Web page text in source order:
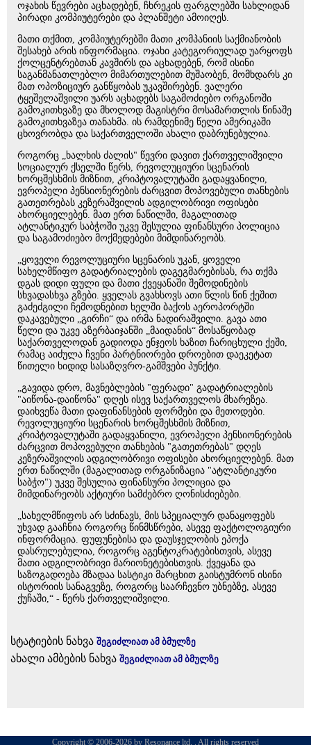
ოჯახის წევრები აცხადებენ, ჩხრეკის ფარგლებში სახლიდან
პირადი კომპიუტერები და პლანშეტი ამოიღეს.
მათი თქმით, კომპიუტერებში მათი კომპანიის საქმიანობის
შესახებ არის ინფორმაცია. ოჯახი კატეგორიულად უარყოფს
ქოლცენტრებთან კავშირს და აცხადებენ, რომ ისინი
საგანმანათლებლო მიმართულებით მუშაობენ, მომხდარს კი
მათ ოპოზიციურ განწყობას უკავშირებენ. ვალერი
ტყეშელაშვილი უარს აცხადებს საგამოძიებო ორგანოში
გამოკითხვაზე და მხოლოდ მაგისტრი მოსამართლის წინაშე
გამოკითხვაზეა თანახმა. ის რამდენიმე წელი ამერიკაში
ცხოვრობდა და საქართველოში ახალი დაბრუნებულია.
როგორც „ხალხის ძალის" წევრი დავით ქართველიშვილი
სოციალურ ქსელში წერს, რევოლუციური სცენარის
ხორცშესხმის მიზნით, კრიპტოვალუტაში გადაყვანილი,
ევროპელი პენსიონერების ძარცვით მოპოვებული თანხების
გათეთრებას კეზერაშვილის ადგილობრივი ოფისები
ახორციელებენ. მათ ერთ ნაწილში, მაგალითად
ატლანტიკურ საბჭოში უკვე შესულია ფინანსური პოლიცია
და საგამოძიებო მოქმედებები მიმდინარეობს.
„ყოველი რევოლუციური სცენარის უკან, ყოველი
სახელმწიფო გადატრიალების დაგეგმარებისას, რა თქმა
დგას დიდი ფული და მათი ქვეყანაში შემოდინების
სხვადასხვა გზები. ყველას გვახსოვს ათი წლის წინ ქეშით
გაძეძგილი ჩემოდნებით ხელში ბაქოს აეროპორტში
დაკავებული „გირჩი“ და ირმა ნადირაშვილი. გავა ათი
წელი და უკვე აზერბაიჯანში „მაიდანის“ მოსაწყობად
საქართველოდან გადიოდა ენჯეოს ხაზით ჩარიცხული ქეში,
რამაც აიძულა ჩვენი პარტნიორები დროებით დაეკეტათ
წითელი ხიდიდ სასაზღვრო-გამშვები პუნქტი.
„გავიდა დრო, მავნებლების "ფერადი" გადატრიალების
"აიწონა-დაიწონა" დღეს ისევ საქართველოს მხარეზეა.
დაიხვეწა მათი დაფინანსების ფორმები და მეთოდები.
რევოლუციური სცენარის ხორცშესხმის მიზნით,
კრიპტოვალუტაში გადაყვანილი, ევროპელი პენსიონერების
ძარცვით მოპოვებული თანხების "გათეთრებას" დღეს
კეზერაშვილის ადგილობრივი ოფისები ახორციელებენ. მათ
ერთ ნაწილში (მაგალითად ორგანიზაცია "ატლანტიკური
საბჭო") უკვე შესულია ფინანსური პოლიცია და
მიმდინარეობს აქტიური სამძებრო ღონისძიებები.
„სახელმწიფოს არ სძინავს, მის სპეციალურ დანაყოფებს
უხვად გააჩნია როგორც წინმსწრები, ასევე ფაქტოლოგიური
ინფორმაცია. ფუფუნებისა და დაუსჯელობის ეპოქა
დასრულებულია, როგორც აგენტოკრატებისთვის, ასევე
მათი ადგილობრივი მარიონეტებისთვის. ქვეყანა და
საზოგადოება მზადაა სასტიკი მარცხით გაისტუმრონ ისინი
ისტორიის სანაგვეზე, როგორც საარჩევნო უბნებზე, ასევე
ქუჩაში,“ - წერს ქართველიშვილი.
სტატიების ნახვა შეგიძლიათ ამ ბმულზე
ახალი ამბების ნახვა შეგიძლიათ ამ ბმულზე
Copyright © 2006-2026 by Resonance ltd. . All rights reserved